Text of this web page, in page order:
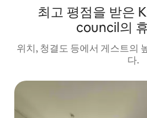
최고 평점을 받은
council의
위치, 청결도 등에서 게스트의
다.